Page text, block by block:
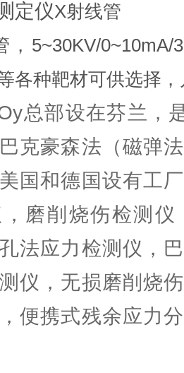
定仪X射线管
5~30KV/
各种靶材可供选择
总部设在芬兰，
克豪森法（磁弹
国和德国设有工
磨削烧伤检测
法应力检测仪，
仪，无损磨削烧
便携式残余应力